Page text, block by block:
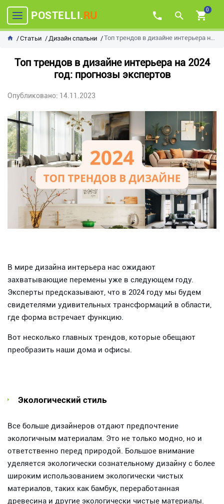
POSTELLI.RU 0
Статьи Дизайн спальни Топ трендов в дизайне интерьера на 2024 год: прогнозы экспертов
Топ трендов в дизайне интерьера на 2024
год: прогнозы экспертов
Опубликовано: 14.11.2023
В мире дизайна интерьера нас ожидают
захватывающие перемены уже в следующем году.
Эксперты предсказывают, что в 2024 году мы будем
свидетелями удивительных трансформаций в области,
где форма встречает функцию.
Вот несколько главных трендов, которые обещают
преобразить наши дома и офисы.
Экологический стиль
Все больше дизайнеров отдают предпочтение
экологичным материалам. Это не только модно, но и
ответственно перед природой. Большое внимание
уделяется экологически сознательному дизайну с более
широким использованием экологически чистых
материалов, таких как бамбук, переработанная
древесина и другие экологически чистые материалы.